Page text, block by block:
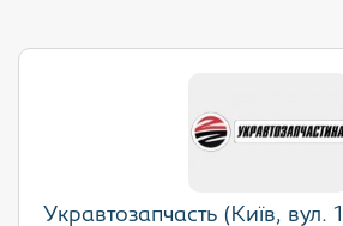
Укравтозапчасть (Київ, вул.